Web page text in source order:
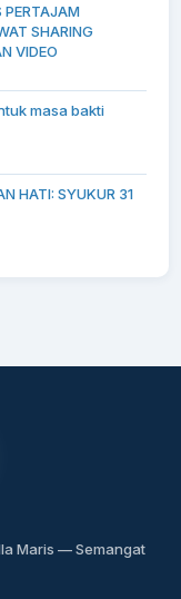
PERTAJAM
SHARING
VIDEO
masa bakti
HATI: SYUKUR 31
Maris — Semangat